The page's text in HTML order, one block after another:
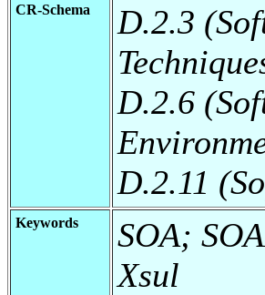
CR-Schema
D.2.3
D.2.6
D.2.11
Keywords
SOA;
Xsul